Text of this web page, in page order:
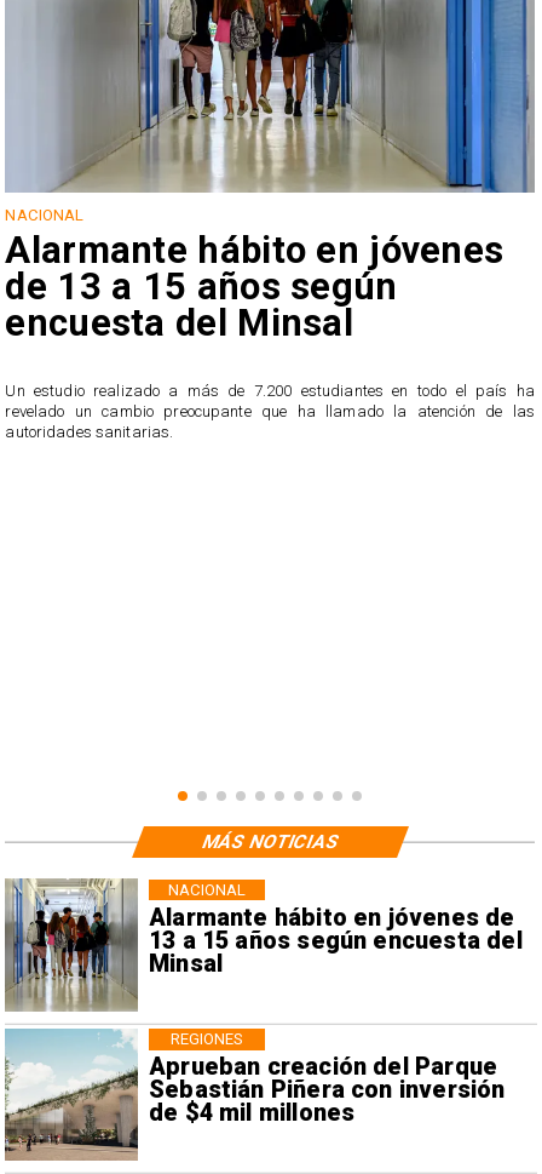
NACIONAL
Alarmante hábito en jóvenes
de 13 a 15 años según
encuesta del Minsal
Un estudio realizado a más de 7.200 estudiantes en todo el país ha
revelado un cambio preocupante que ha llamado la atención de las
autoridades sanitarias.
Alarmante hábito en jóvenes de
13 a 15 años según encuesta del
Minsal
NACIONAL
Aprueban creación del Parque
Sebastián Piñera con inversión
de $4 mil millones
REGIONES
MÁS NOTICIAS